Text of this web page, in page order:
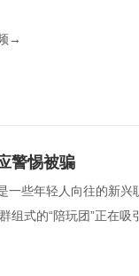
→
警惕被骗
些年轻人向往的新兴
组式的“陪玩团”正在